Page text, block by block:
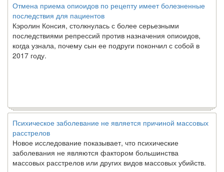
Отмена приема опиоидов по рецепту имеет болезненные
последствия для пациентов
Кэролин Консия, столкнулась с более серьезными
последствиями репрессий против назначения опиоидов,
когда узнала, почему сын ее подруги покончил с собой в
2017 году.
Психическое заболевание не является причиной массовых
расстрелов
Новое исследование показывает, что психические
заболевания не являются фактором большинства
массовых расстрелов или других видов массовых убийств.